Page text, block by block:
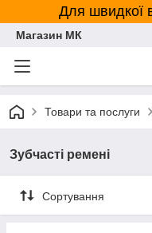
Для швидкої
Магазин МК
Товари та послуги
Зубчасті ремені
Сортування